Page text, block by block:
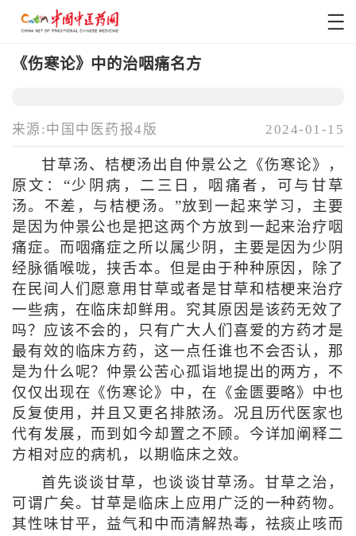
《伤寒论》中的治咽痛名方
来源:中国中医药报4版 2024-01-15
甘草汤、桔梗汤出自仲景公之《伤寒论》，
原文：“少阴病，二三日，咽痛者，可与甘草
汤。不差，与桔梗汤。”放到一起来学习，主要
是因为仲景公也是把这两个方放到一起来治疗咽
痛症。而咽痛症之所以属少阴，主要是因为少阴
经脉循喉咙，挟舌本。但是由于种种原因，除了
在民间人们愿意用甘草或者是甘草和桔梗来治疗
一些病，在临床却鲜用。究其原因是该药无效了
吗？应该不会的，只有广大人们喜爱的方药才是
最有效的临床方药，这一点任谁也不会否认，那
是为什么呢？仲景公苦心孤诣地提出的两方，不
仅仅出现在《伤寒论》中，在《金匮要略》中也
反复使用，并且又更名排脓汤。况且历代医家也
代有发展，而到如今却置之不顾。今详加阐释二
方相对应的病机，以期临床之效。
首先谈谈甘草，也谈谈甘草汤。甘草之治，
可谓广矣。甘草是临床上应用广泛的一种药物。
其性味甘平，益气和中而清解热毒，祛痰止咳而